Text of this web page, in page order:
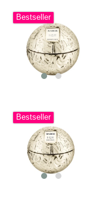
Bestseller
Bestseller